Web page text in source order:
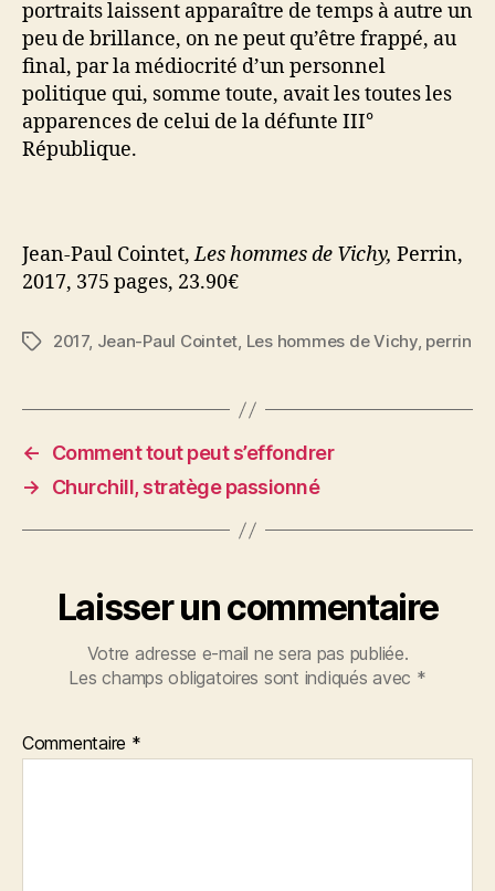
portraits laissent apparaître de temps à autre un
peu de brillance, on ne peut qu’être frappé, au
final, par la médiocrité d’un personnel
politique qui, somme toute, avait les toutes les
apparences de celui de la défunte III°
République.
Jean-Paul Cointet,Les hommes de Vichy, Perrin,
2017, 375 pages, 23.90€
Étiquettes
2017, Jean-Paul Cointet, Les hommes de Vichy, perrin
←
Comment tout peut s’effondrer
→
Churchill, stratège passionné
Laisser un commentaire
Votre adresse e-mail ne sera pas publiée.
Les champs obligatoires sont indiqués avec *
Commentaire *